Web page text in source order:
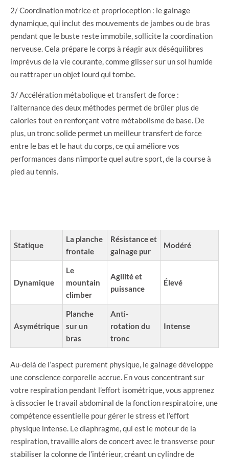
2/ Coordination motrice et proprioception : le gainage
dynamique, qui inclut des mouvements de jambes ou de bras
pendant que le buste reste immobile, sollicite la coordination
nerveuse. Cela prépare le corps à réagir aux déséquilibres
imprévus de la vie courante, comme glisser sur un sol humide
ou rattraper un objet lourd qui tombe.
3/ Accélération métabolique et transfert de force :
l’alternance des deux méthodes permet de brûler plus de
calories tout en renforçant votre métabolisme de base. De
plus, un tronc solide permet un meilleur transfert de force
entre le bas et le haut du corps, ce qui améliore vos
performances dans n’importe quel autre sport, de la course à
pied au tennis.
Statique
La planche
frontale
Résistance et
gainage pur
Modéré
Dynamique
Le
mountain
climber
Agilité et
puissance
Élevé
Asymétrique
Planche
sur un
bras
Anti-
rotation du
tronc
Intense
Au-delà de l’aspect purement physique, le gainage développe
une conscience corporelle accrue. En vous concentrant sur
votre respiration pendant l’effort isométrique, vous apprenez
à dissocier le travail abdominal de la fonction respiratoire, une
compétence essentielle pour gérer le stress et l’effort
physique intense. Le diaphragme, qui est le moteur de la
respiration, travaille alors de concert avec le transverse pour
stabiliser la colonne de l’intérieur, créant un cylindre de